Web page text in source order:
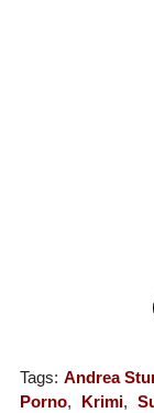
Tags: Andrea
Porno, Krimi,